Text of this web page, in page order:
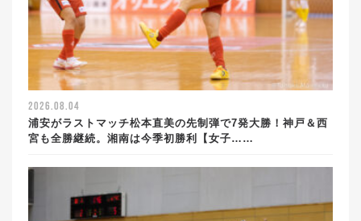
2026.08.04
浦安がラストマッチ松本直美の先制弾で7発大勝！神戸＆西
宮も全勝継続。湘南は今季初勝利【女子……